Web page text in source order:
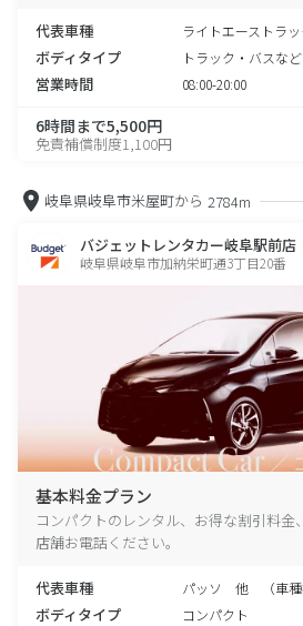
代表車種 ライトエーストラ
ボディタイプ トラック・バスなど
営業時間 08:00-20:00
6時間まで5,500円
免責補償制度1,100円
岐阜県岐阜市米屋町から 2784m
バジェットレンタカー岐阜駅前店
岐阜県岐阜市加納栄町通3丁目20番
基本料金プラン
コンパクトのレンタル、お得な割引料金
店舗お電話ください。
代表車種 パッソ 他 （車種
ボディタイプ コンパクト